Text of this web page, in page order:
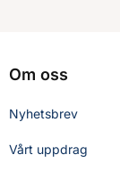
Om oss
Nyhetsbrev
Vårt uppdrag